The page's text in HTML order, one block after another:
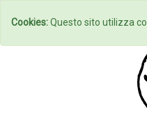
Cookies:Questo sito utilizza